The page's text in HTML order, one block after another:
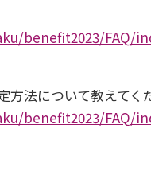
benefit2023/FAQ/
法について教えてく
benefit2023/FAQ/